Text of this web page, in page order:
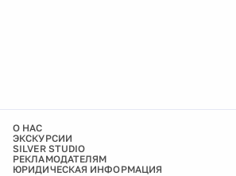
О НАС
ЭКСКУРСИИ
SILVER STUDIO
РЕКЛАМОДАТЕЛЯМ
ЮРИДИЧЕСКАЯ ИНФОРМАЦИЯ